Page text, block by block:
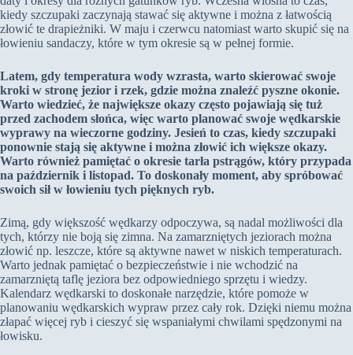
kiedy szczupaki zaczynają stawać się aktywne i można z łatwością
złowić te drapieżniki. W maju i czerwcu natomiast warto skupić się na
łowieniu sandaczy, które w tym okresie są w pełnej formie.
Latem, gdy temperatura wody wzrasta, warto skierować swoje
kroki w stronę jezior i rzek, gdzie można znaleźć pyszne okonie.
Warto wiedzieć, że największe okazy często pojawiają się tuż
przed zachodem słońca, więc warto planować swoje wędkarskie
wyprawy na wieczorne godziny. Jesień to czas, kiedy szczupaki
ponownie stają się aktywne i można złowić ich większe okazy.
Warto również pamiętać o okresie tarła pstrągów, który przypada
na październik i listopad. To doskonały moment, aby spróbować
swoich sił w łowieniu tych pięknych ryb.
Zimą, gdy większość wędkarzy odpoczywa, są nadal możliwości dla
tych, którzy nie boją się zimna. Na zamarzniętych jeziorach można
złowić np. leszcze, które są aktywne nawet w niskich temperaturach.
Warto jednak pamiętać o bezpieczeństwie i nie wchodzić na
zamarzniętą taflę jeziora bez odpowiedniego sprzętu i wiedzy.
Kalendarz wędkarski to doskonałe narzędzie, które pomoże w
planowaniu wędkarskich wypraw przez cały rok. Dzięki niemu można
złapać więcej ryb i cieszyć się wspaniałymi chwilami spędzonymi na
łowisku.